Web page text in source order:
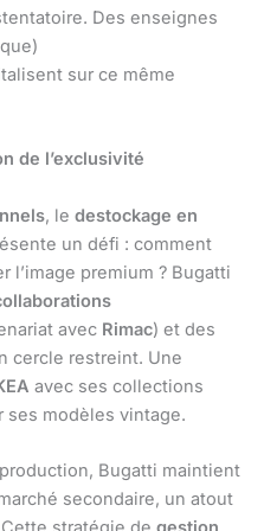
Des enseignes
sur ce même
de l’exclusivité
, le destockage en
un défi : comment
l’image premium ? Bugatti
avec Rimac) et des
cercle restreint. Une
avec ses collections
ses modèles vintage.
Bugatti maintient
secondaire, un atout